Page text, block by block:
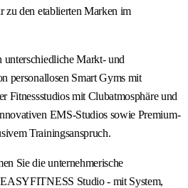
den etablierten Marken im
unterschiedliche Markt- und
personallosen Smart Gyms mit
Fitnessstudios mit Clubatmosphäre und
EMS-Studios sowie Premium-
Trainingsanspruch.
Sie die unternehmerische
Studio - mit System,